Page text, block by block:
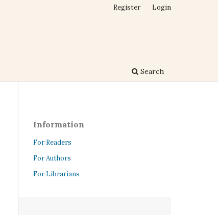
Search
Register Login
Information
For Readers
For Authors
For Librarians